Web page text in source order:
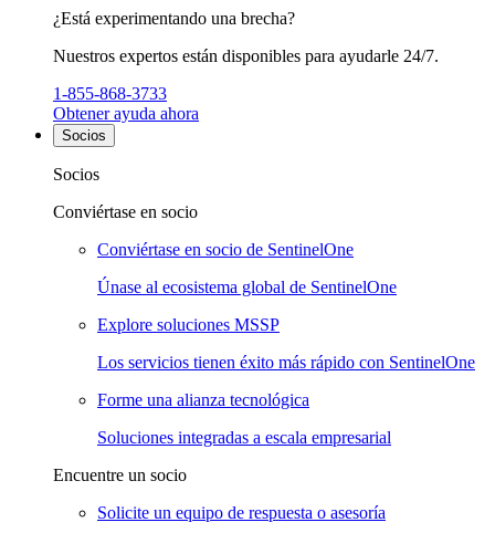
¿Está experimentando una brecha?
Nuestros expertos están disponibles para ayudarle 24/7.
1-855-868-3733
Obtener ayuda ahora
Socios
Socios
Conviértase en socio
Conviértase en socio de SentinelOne
Únase al ecosistema global de SentinelOne
Explore soluciones MSSP
Los servicios tienen éxito más rápido con SentinelOne
Forme una alianza tecnológica
Soluciones integradas a escala empresarial
Encuentre un socio
Solicite un equipo de respuesta o asesoría